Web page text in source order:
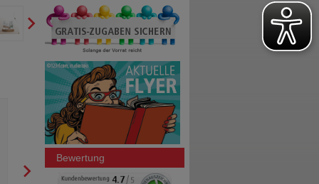
EUCERIN Anti-Age Hyaluron-Filler
UREA NachtcremeBeiersdorf AG Eucerin
50ml Creme
Bewertung